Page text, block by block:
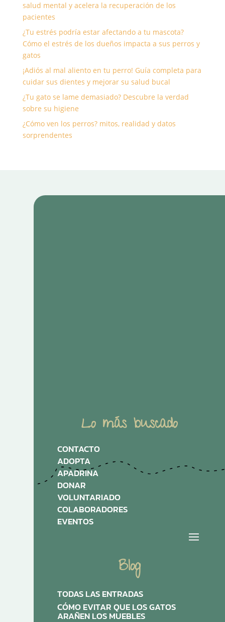
salud mental y acelera la recuperación de los
pacientes
¿Tu estrés podría estar afectando a tu mascota?
Cómo el estrés de los dueños impacta a sus perros y
gatos
¡Adiós al mal aliento en tu perro! Guía completa para
cuidar sus dientes y mejorar su salud bucal
¿Tu gato se lame demasiado? Descubre la verdad
sobre su higiene
¿Cómo ven los perros? mitos, realidad y datos
sorprendentes
Lo más buscado
CONTACTO
ADOPTA
APADRINA
DONAR
VOLUNTARIADO
COLABORADORES
EVENTOS
Blog
TODAS LAS ENTRADAS
CÓMO EVITAR QUE LOS GATOS
ARAÑEN LOS MUEBLES